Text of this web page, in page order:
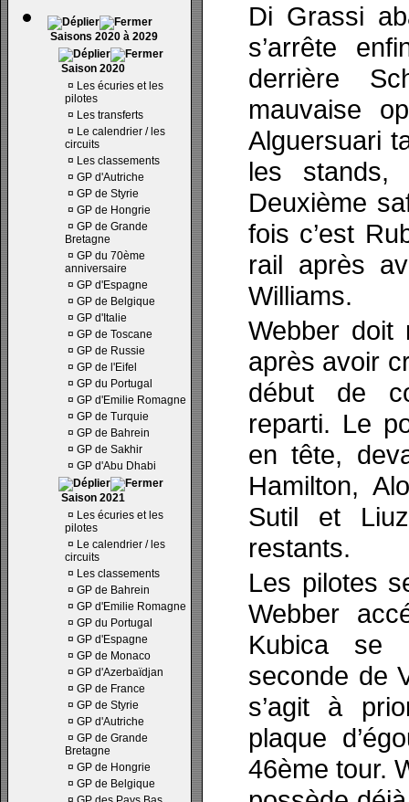
Saisons 2020 à 2029
Saison 2020
¤ Les écuries et les
pilotes
¤ Les transferts
¤ Le calendrier / les
circuits
¤ Les classements
¤ GP d'Autriche
¤ GP de Styrie
¤ GP de Hongrie
¤ GP de Grande
Bretagne
¤ GP du 70ème
anniversaire
¤ GP d'Espagne
¤ GP de Belgique
¤ GP d'Italie
¤ GP de Toscane
¤ GP de Russie
¤ GP de l'Eifel
¤ GP du Portugal
¤ GP d'Emilie Romagne
¤ GP de Turquie
¤ GP de Bahrein
¤ GP de Sakhir
¤ GP d'Abu Dhabi
Saison 2021
¤ Les écuries et les
pilotes
¤ Le calendrier / les
circuits
¤ Les classements
¤ GP de Bahrein
¤ GP d'Emilie Romagne
¤ GP du Portugal
¤ GP d'Espagne
¤ GP de Monaco
¤ GP d'Azerbaïdjan
¤ GP de France
¤ GP de Styrie
¤ GP d'Autriche
¤ GP de Grande
Bretagne
¤ GP de Hongrie
¤ GP de Belgique
Di Grassi
s’arrête
derrière
mauvaise
Alguersuari
les
Deuxième
fois c’est
rail après
Williams.
Webber doit
après avoir
début de
reparti. Le
en tête,
Hamilton,
Sutil et
restants.
Les pilotes
Webber
Kubica se
seconde de
s’agit à
plaque
46ème tour.